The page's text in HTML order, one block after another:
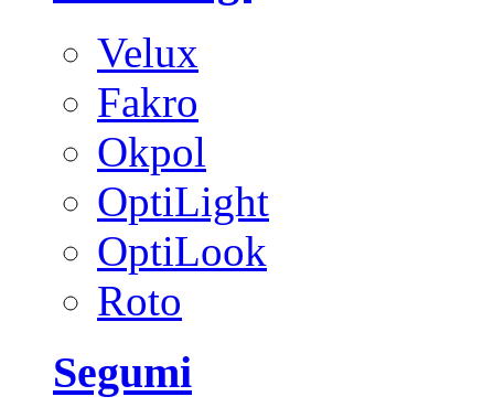
Velux
Fakro
Okpol
OptiLight
OptiLook
Roto
Segumi